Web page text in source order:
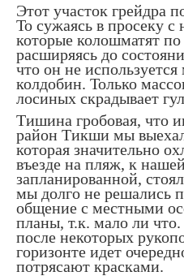
Этот участок грейдра
То сужаясь в просеку
которые колошматят
расширяясь до
что он не
колдобин. Только
лосиных скрадывает
Тишина гробовая, что
район Тикши мы
которая значительно
въезде на пляж, к
запланированной,
мы долго не решались
общение с местными
планы, т.к. мало ли
после некоторых
горизонте идет
потрясают красками.